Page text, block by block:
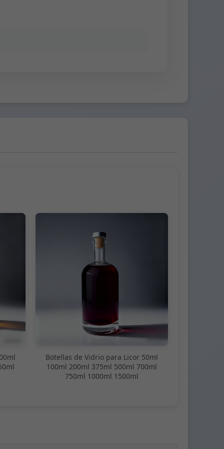
Botellas de Vidrio para Licor 50ml
100ml 200ml 375ml 500ml 700ml
750ml 1000ml 1500ml